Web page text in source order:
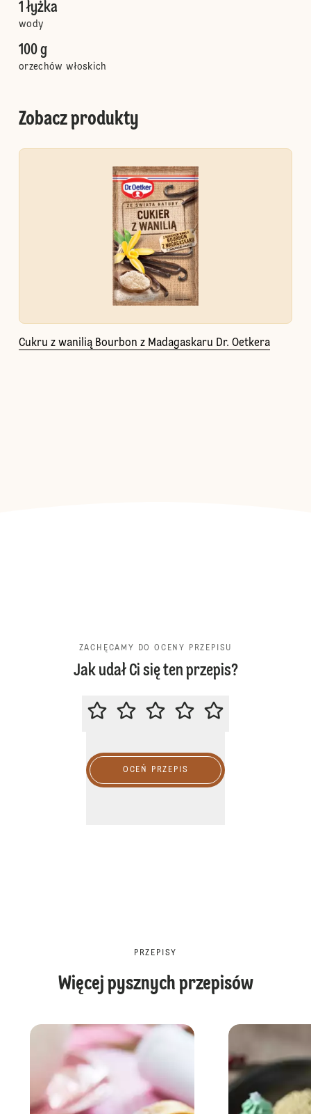
1 łyżka
wody
100 g
orzechów włoskich
Zobacz produkty
Cukru z wanilią Bourbon z Madagaskaru Dr. Oetkera
ZACHĘCAMY DO OCENY PRZEPISU
Jak udał Ci się ten przepis?
ZACHĘCAMY DO OCENY
OCEŃ PRZEPIS
PRZEPISY
Więcej pysznych przepisów